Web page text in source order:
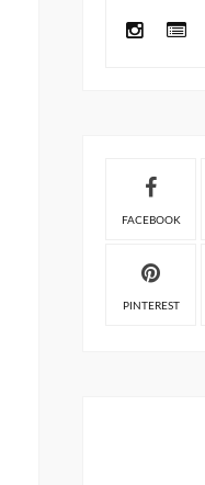
FACEBOOK
PINTEREST